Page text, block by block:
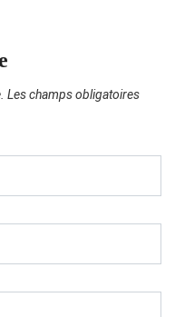
Les champs obligatoires